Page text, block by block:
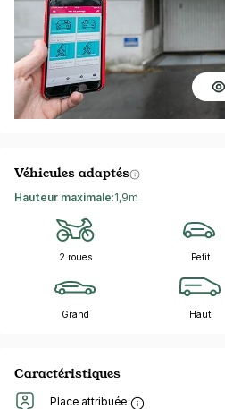
Véhicules adaptés
Hauteur maximale:1,9m
2 roues Petit
Grand Haut
Caractéristiques
Place attribuée